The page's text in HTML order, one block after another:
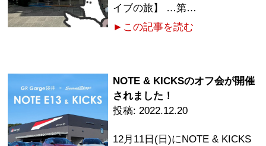
イブの旅】 …第…
►この記事を読む
NOTE & KICKSのオフ会が開催
されました！
2022.12.20
12月11日(日)にNOTE & KICKS